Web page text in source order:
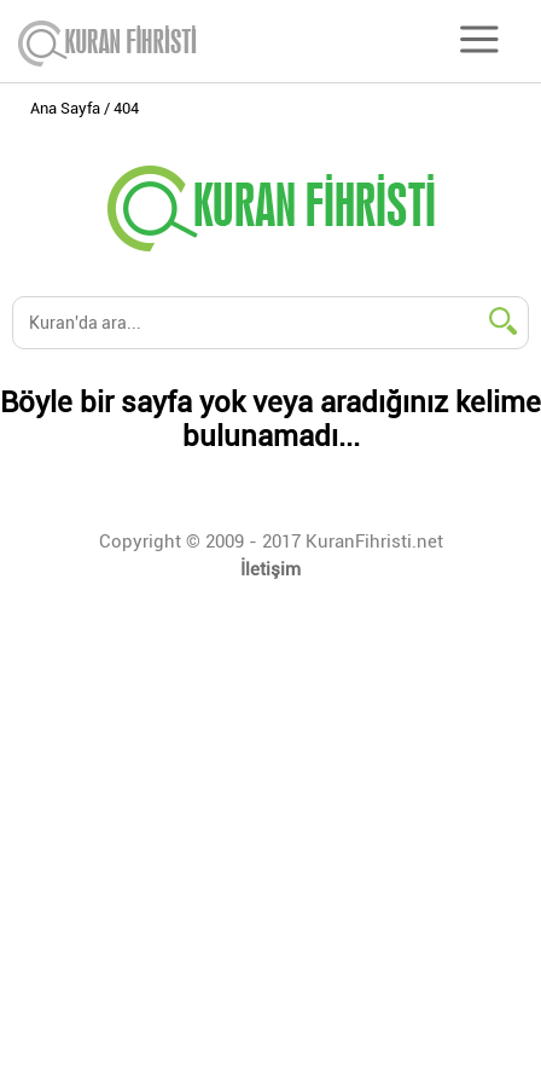
Ana Sayfa 404
Böyle bir sayfa yok veya aradığınız kelime
bulunamadı...
Copyright © 2009 - 2017 KuranFihristi.net
İletişim